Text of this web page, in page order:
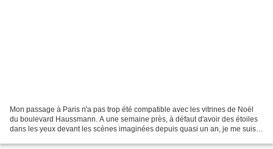
Mon passage à Paris n'a pas trop été compatible avec les vitrines de Noël
du boulevard Haussmann. A une semaine près, à défaut d'avoir des étoiles
dans les yeux devant les scènes imaginées depuis quasi un an, je me suis